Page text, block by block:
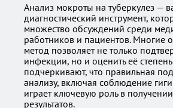
Анализ мокроты на туберкулез —
диагностический инструмент,
множество обсуждений среди
работников и пациентов. Многие
метод позволяет не только
инфекции, но и оценить её
подчеркивают, что правильная
анализу, включая соблюдение
играет ключевую роль в
результатов.